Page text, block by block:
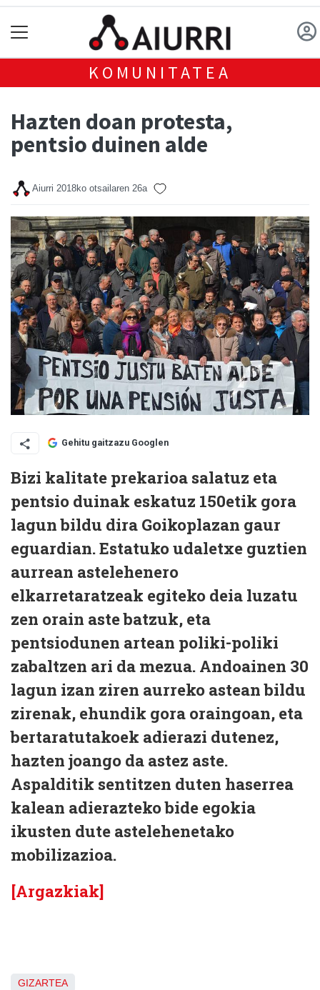
KOMUNITATEA
Hazten doan protesta,
pentsio duinen alde
Aiurri 2018ko otsailaren 26a
Gehitu gaitzazu Googlen
Bizi kalitate prekarioa salatuz eta
pentsio duinak eskatuz 150etik gora
lagun bildu dira Goikoplazan gaur
eguardian. Estatuko udaletxe guztien
aurrean astelehenero
elkarretaratzeak egiteko deia luzatu
zen orain aste batzuk, eta
pentsiodunen artean poliki-poliki
zabaltzen ari da mezua. Andoainen 30
lagun izan ziren aurreko astean bildu
zirenak, ehundik gora oraingoan, eta
bertaratutakoek adierazi dutenez,
hazten joango da astez aste.
Aspalditik sentitzen duten haserrea
kalean adierazteko bide egokia
ikusten dute astelehenetako
mobilizazioa.
[Argazkiak]
GIZARTEA